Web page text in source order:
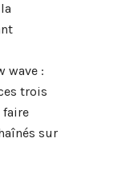
wave :
trois
faire
sur